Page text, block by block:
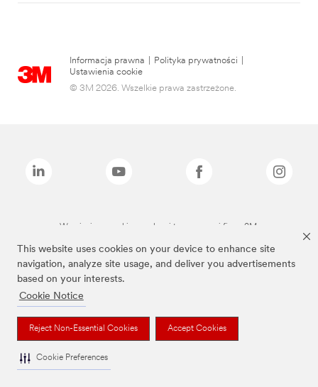
This website uses cookies on your device to enhance site
navigation, analyze site usage, and deliver you advertisements
based on your interests.
Cookie Notice
Reject Non-Essential Cookies Accept Cookies
Cookie Preferences
Informacja prawna Polityka prywatności
Ustawienia cookie
© 3M 2026. Wszelkie prawa zastrzeżone.
Wymienione marki są znakami towarowymi firmy 3M.